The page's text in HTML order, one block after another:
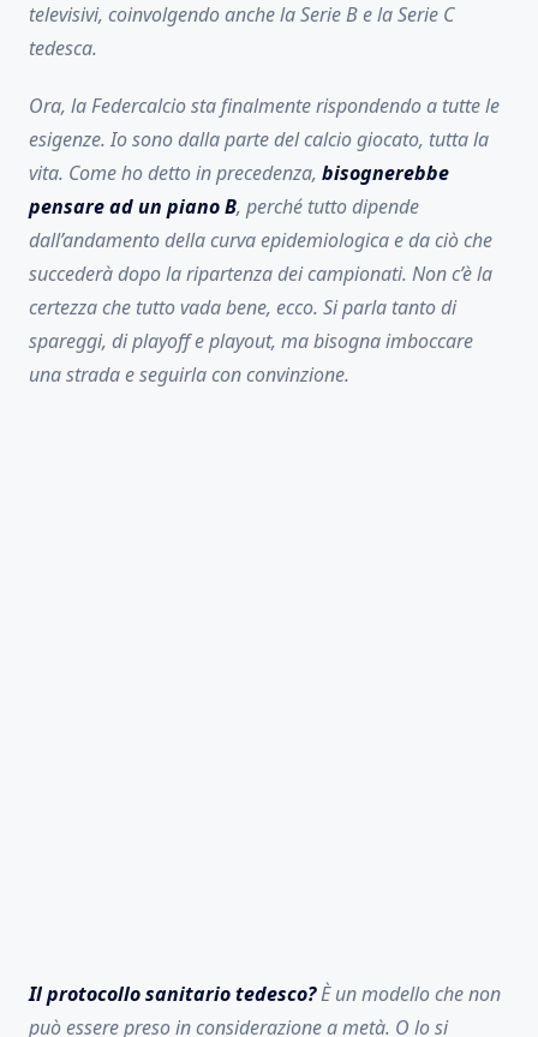
televisivi, coinvolgendo anche la Serie B e la Serie C
tedesca.
Ora, la Federcalcio sta finalmente rispondendo a tutte le
esigenze. Io sono dalla parte del calcio giocato, tutta la
vita. Come ho detto in precedenza, bisognerebbe
pensare ad un piano B, perché tutto dipende
dall’andamento della curva epidemiologica e da ciò che
succederà dopo la ripartenza dei campionati. Non c’è la
certezza che tutto vada bene, ecco. Si parla tanto di
spareggi, di playoff e playout, ma bisogna imboccare
una strada e seguirla con convinzione.
Il protocollo sanitario tedesco?È un modello che non
può essere preso in considerazione a metà. O lo si